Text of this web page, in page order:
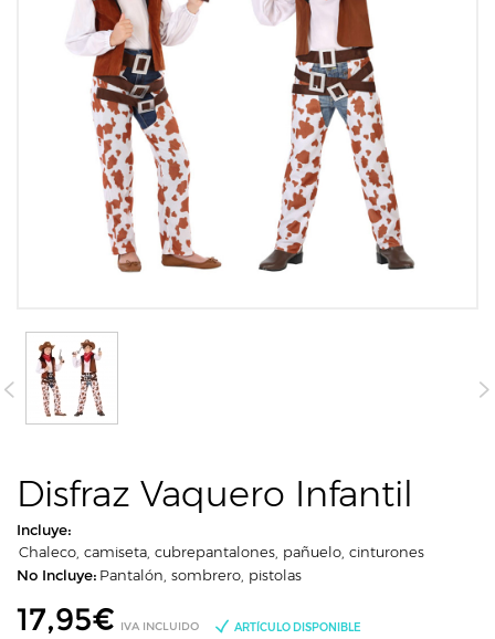
Disfraz Vaquero Infantil
Incluye:
Chaleco, camiseta, cubrepantalones, pañuelo, cinturones
No Incluye: Pantalón, sombrero, pistolas
17,95€ IVA INCLUIDO ARTÍCULO DISPONIBLE